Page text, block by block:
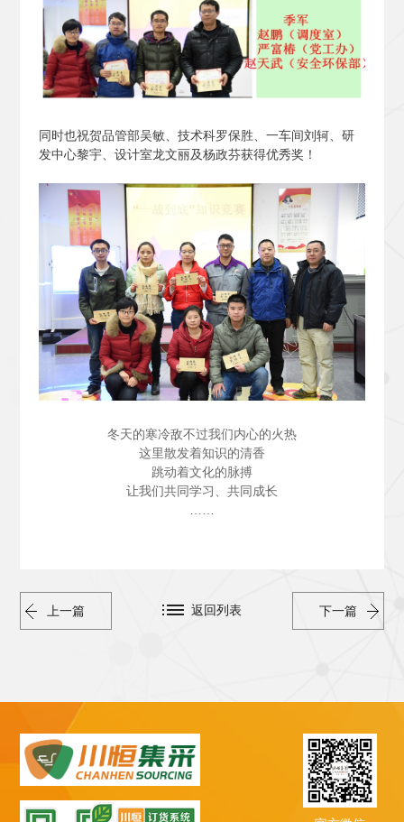
同时也祝贺品管部吴敏、技术科罗保胜、一车间刘轲、研
发中心黎宇、设计室龙文丽及杨政芬获得优秀奖！
冬天的寒冷敌不过我们内心的火热
这里散发着知识的清香
跳动着文化的脉搏
让我们共同学习、共同成长
上一篇 下一篇
返回列表